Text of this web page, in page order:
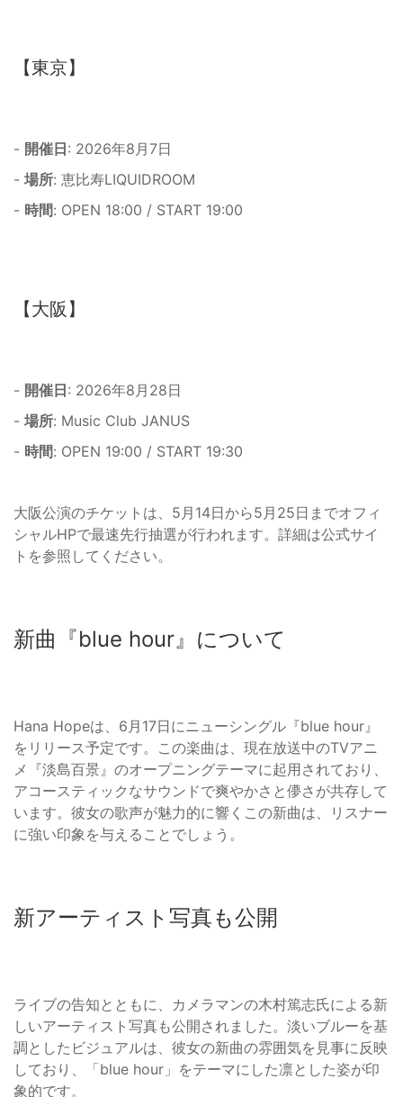
【東京】
- 開催日: 2026年8月7日
- 場所: 恵比寿LIQUIDROOM
- 時間: OPEN 18:00 / START 19:00
【大阪】
- 開催日: 2026年8月28日
- 場所: Music Club JANUS
- 時間: OPEN 19:00 / START 19:30
大阪公演のチケットは、5月14日から5月25日までオフィ
シャルHPで最速先行抽選が行われます。詳細は公式サイ
トを参照してください。
新曲『blue hour』について
Hana Hopeは、6月17日にニューシングル『blue hour』
をリリース予定です。この楽曲は、現在放送中のTVアニ
メ『淡島百景』のオープニングテーマに起用されており、
アコースティックなサウンドで爽やかさと儚さが共存して
います。彼女の歌声が魅力的に響くこの新曲は、リスナー
に強い印象を与えることでしょう。
新アーティスト写真も公開
ライブの告知とともに、カメラマンの木村篤志氏による新
しいアーティスト写真も公開されました。淡いブルーを基
調としたビジュアルは、彼女の新曲の雰囲気を見事に反映
しており、「blue hour」をテーマにした凛とした姿が印
象的です。